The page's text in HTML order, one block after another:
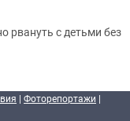
рвануть с детьми без
| Фоторепортажи |